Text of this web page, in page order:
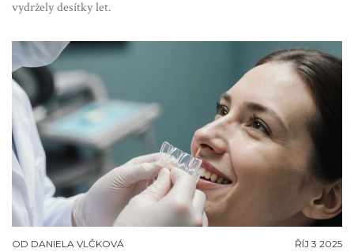
vydržely desítky let.
OD DANIELA VLČKOVÁ ŘÍJ 3 2025